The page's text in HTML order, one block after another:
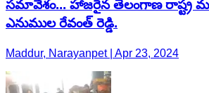
సమావేశం... హాజరైన తెలంగాణ రాష్ట్ర
ఎనుముల రేవంత్ రెడ్డి.
Maddur, Narayanpet | Apr 23, 2024